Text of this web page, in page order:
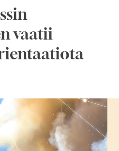
vaatii